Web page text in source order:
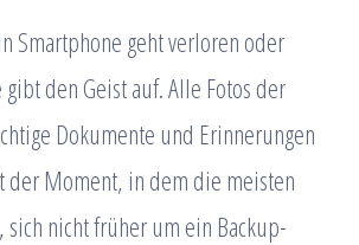
Smartphone geht verloren oder
den Geist auf. Alle Fotos der
Dokumente und Erinnerungen
der Moment, in dem die meisten
sich nicht früher um ein Backup-